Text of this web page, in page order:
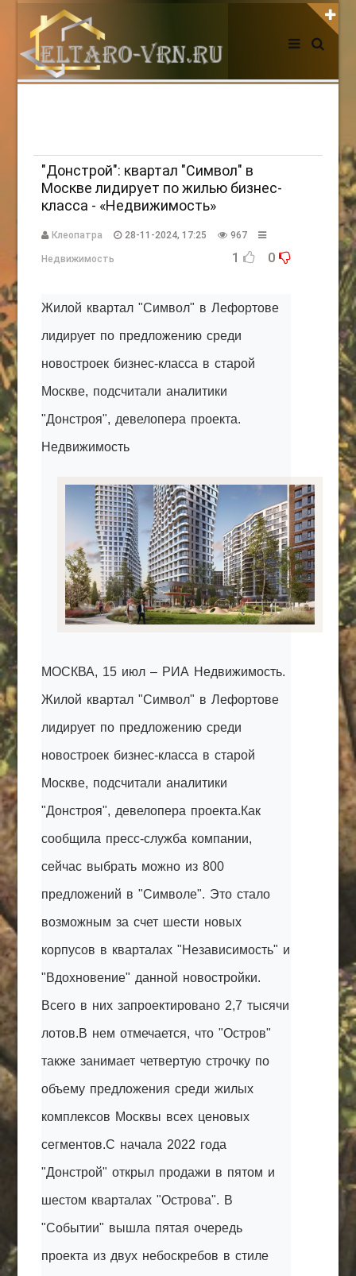
АВТОРИЗАЦИЯ НА САЙТЕ
Регистрация
НОВОСТИ СЕГОДНЯ
Edgarpo26@gmail.com
axin.ed@yandex.ru
Eltaro-Vrn.ru
@Edgarpo36
"Донстрой": квартал "Символ" в
Москве лидирует по жилью бизнес-
класса - «Недвижимость»
Клеопатра 28-11-2024, 17:25 967
Недвижимость 1 0
Жилой квартал "Символ" в Лефортове
лидирует по предложению среди
новостроек бизнес-класса в старой
Москве, подсчитали аналитики
"Донстроя", девелопера проекта.
Недвижимость
МОСКВА, 15 июл – РИА Недвижимость.
Жилой квартал "Символ" в Лефортове
лидирует по предложению среди
новостроек бизнес-класса в старой
Москве, подсчитали аналитики
"Донстроя", девелопера проекта.Как
сообщила пресс-служба компании,
сейчас выбрать можно из 800
предложений в "Символе". Это стало
возможным за счет шести новых
корпусов в кварталах "Независимость" и
"Вдохновение" данной новостройки.
Всего в них запроектировано 2,7 тысячи
лотов.В нем отмечается, что "Остров"
также занимает четвертую строчку по
объему предложения среди жилых
комплексов Москвы всех ценовых
сегментов.С начала 2022 года
"Донстрой" открыл продажи в пятом и
шестом кварталах "Острова". В
"Событии" вышла пятая очередь
проекта из двух небоскребов в стиле